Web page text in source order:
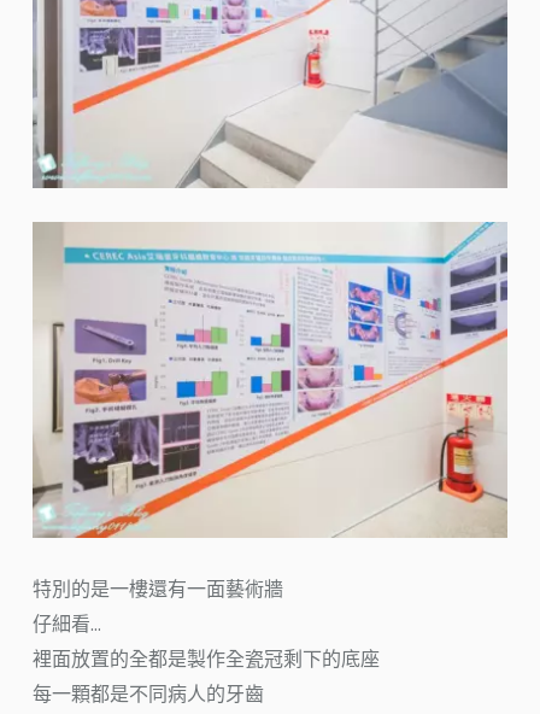
特別的是一樓還有一面藝術牆
仔細看…
裡面放置的全都是製作全瓷冠剩下的底座
每一顆都是不同病人的牙齒